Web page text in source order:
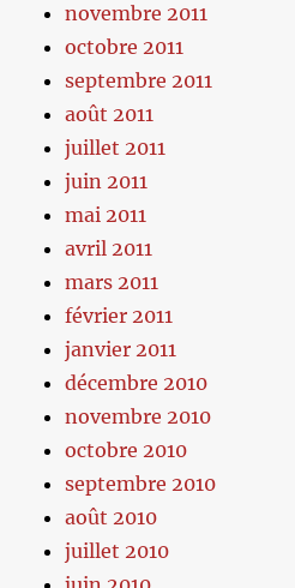
novembre 2011
octobre 2011
septembre 2011
août 2011
juillet 2011
juin 2011
mai 2011
avril 2011
mars 2011
février 2011
janvier 2011
décembre 2010
novembre 2010
octobre 2010
septembre 2010
août 2010
juillet 2010